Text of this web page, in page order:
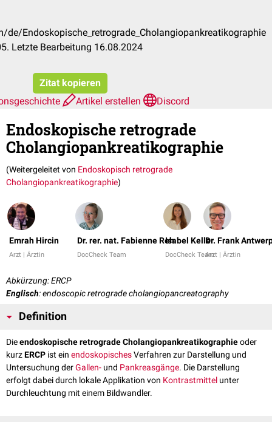
Endoskopische_retrograde_Cholangiopankreatikographie
Letzte Bearbeitung 16.08.2024
Zitat kopieren
Artikel erstellen Discord
Endoskopische retrograde
Cholangiopankreatikographie
(Weitergeleitet von Endoskopisch retrograde
Cholangiopankreatikographie)
Emrah Hircin
Arzt | Ärztin
Dr. rer. nat. Fabienne Reh
DocCheck Team
Isabel Keller
DocCheck Team
Dr. Frank
Arzt | Ärztin
Abkürzung: ERCP
Englisch: endoscopic retrograde cholangiopancreatography
Definition
Dieendoskopische retrograde Cholangiopankreatikographieoder
kurzERCP ist ein endoskopischesVerfahren zur Darstellung und
Untersuchung derGallen- und Pankreasgänge. Die Darstellung
erfolgt dabei durch lokale Applikation von Kontrastmittel unter
Durchleuchtung mit einem Bildwandler.